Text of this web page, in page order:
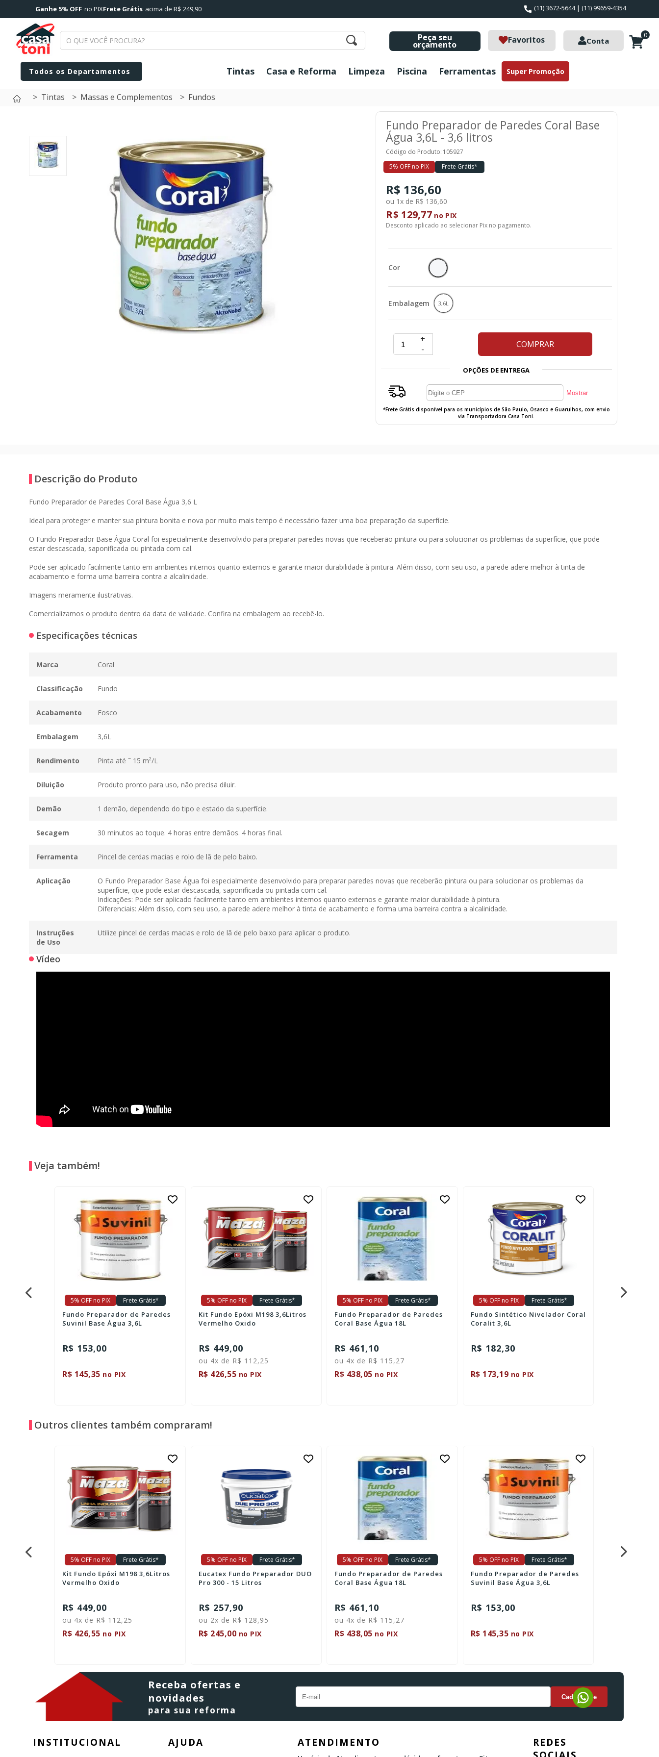
Ganhe 5% OFF no PIXFrete Grátis acima de R$ 249,90 (11) 3672-5644 | (11) 99659-4354
Peça seu
orçamento Favoritos Conta
0
Tintas Casa e Reforma Limpeza Piscina Ferramentas Super Promoção
Tintas Massas e Complementos Fundos
Fundo Preparador de Paredes Coral Base
Água 3,6L - 3,6 litros
Código do Produto: 105927
5% OFF no PIX
Frete Grátis*
R$ 136,60
ou 1x de R$ 136,60
R$ 129,77 no PIX
Desconto aplicado ao selecionar Pix no pagamento.
Cor
Embalagem 3,6L
+
-
COMPRAR
OPÇÕES DE ENTREGA
*Frete Grátis disponível para os municípios de São Paulo, Osasco e Guarulhos, com envio
via Transportadora Casa Toni.
Descrição do Produto
Fundo Preparador de Paredes Coral Base Água 3,6 L
Ideal para proteger e manter sua pintura bonita e nova por muito mais tempo é necessário fazer uma boa preparação da superfície.
O Fundo Preparador Base Água Coral foi especialmente desenvolvido para preparar paredes novas que receberão pintura ou para solucionar os problemas da superfície, que pode
estar descascada, saponificada ou pintada com cal.
Pode ser aplicado facilmente tanto em ambientes internos quanto externos e garante maior durabilidade à pintura. Além disso, com seu uso, a parede adere melhor à tinta de
acabamento e forma uma barreira contra a alcalinidade.
Imagens meramente ilustrativas.
Comercializamos o produto dentro da data de validade. Confira na embalagem ao recebê-lo.
Especificações técnicas
Marca Coral
Classificação Fundo
Acabamento Fosco
Embalagem 3,6L
Rendimento Pinta até ˜ 15 m²/L
Diluição Produto pronto para uso, não precisa diluir.
Demão 1 demão, dependendo do tipo e estado da superfície.
Secagem 30 minutos ao toque. 4 horas entre demãos. 4 horas final.
Ferramenta Pincel de cerdas macias e rolo de lã de pelo baixo.
Aplicação
O Fundo Preparador Base Água foi especialmente desenvolvido para preparar paredes novas que receberão pintura ou para solucionar os problemas da
superfície, que pode estar descascada, saponificada ou pintada com cal.
Indicações: Pode ser aplicado facilmente tanto em ambientes internos quanto externos e garante maior durabilidade à pintura.
Diferenciais: Além disso, com seu uso, a parede adere melhor à tinta de acabamento e forma uma barreira contra a alcalinidade.
Instruções
de Uso
Utilize pincel de cerdas macias e rolo de lã de pelo baixo para aplicar o produto.
Vídeo
Veja também!
5% OFF no PIX Frete Grátis*
Fundo Preparador de Paredes
Suvinil Base Água 3,6L
R$ 153,00
R$ 145,35 no PIX
5% OFF no PIX Frete Grátis*
Kit Fundo Epóxi M198 3,6Litros
Vermelho Oxido
R$ 449,00
ou 4x de R$ 112,25
R$ 426,55 no PIX
5% OFF no PIX Frete Grátis*
Fundo Preparador de Paredes
Coral Base Água 18L
R$ 461,10
ou 4x de R$ 115,27
R$ 438,05 no PIX
5% OFF no PIX Frete Grátis*
Fundo Sintético Nivelador Coral
Coralit 3,6L
R$ 182,30
R$ 173,19 no PIX
5% OFF no PIX
Outros clientes também compraram!
5% OFF no PIX Frete Grátis*
Kit Fundo Epóxi M198 3,6Litros
Vermelho Oxido
R$ 449,00
ou 4x de R$ 112,25
R$ 426,55 no PIX
5% OFF no PIX Frete Grátis*
Eucatex Fundo Preparador DUO
Pro 300 - 15 Litros
R$ 257,90
ou 2x de R$ 128,95
R$ 245,00 no PIX
5% OFF no PIX Frete Grátis*
Fundo Preparador de Paredes
Coral Base Água 18L
R$ 461,10
ou 4x de R$ 115,27
R$ 438,05 no PIX
5% OFF no PIX Frete Grátis*
Fundo Preparador de Paredes
Suvinil Base Água 3,6L
R$ 153,00
R$ 145,35 no PIX
5% OFF no PIX
Receba ofertas e
novidades
para sua reforma
INSTITUCIONAL AJUDA ATENDIMENTO
REDES